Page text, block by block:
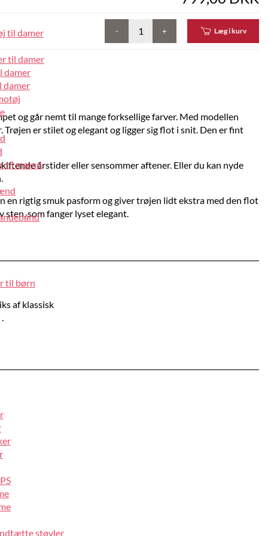
til damer
til damer
damer
damer
til mænd
til børn
støvler
- + Læg i kurv
og går nemt til mange forksellige farver. Med modellen
er stilet og elegant og ligger sig flot i snit. Den er fint
årstider eller sensommer aftener. Eller du kan nyde
en rigtig smuk pasform og giver trøjen lidt ekstra med den flot
sten, som fanger lyset elegant.
af klassisk